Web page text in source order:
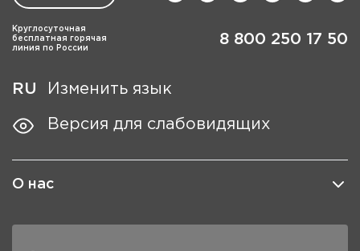
Круглосуточная
бесплатная горячая
линия по России
8 800 250 17 50
RU Изменить язык
Версия для слабовидящих
О нас